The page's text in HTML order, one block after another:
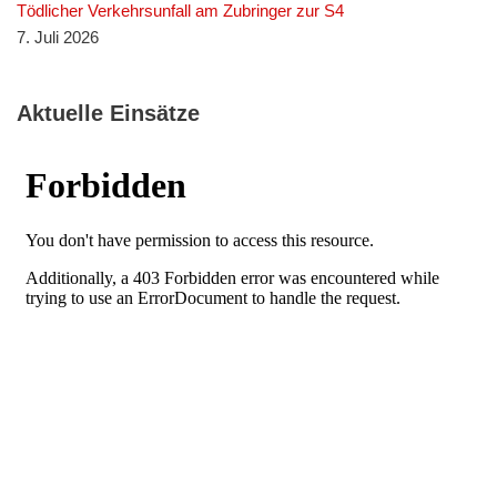
Tödlicher Verkehrsunfall am Zubringer zur S4
7. Juli 2026
Aktuelle Einsätze